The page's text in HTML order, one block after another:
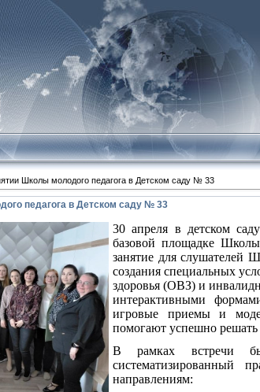
Школы молодого педагога в Детском саду № 33
педагога в Детском саду № 33
30 апреля в детском
базовой площадке Школы
занятие для
создания специальных
здоровья (ОВЗ) и
интерактивными
игровые приемы и
помогают успешно
В рамках встречи
систематизированный
направлениям: